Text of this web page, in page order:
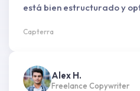
está bien estructurado y
Capterra
Alex H.
Freelance Copywriter